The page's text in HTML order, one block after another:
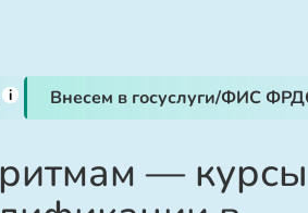
i Внесем в госуслуги/ФИС
— курсы